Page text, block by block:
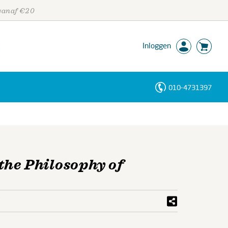
€20
Inloggen
010-4731397
Philosophy of
Personen